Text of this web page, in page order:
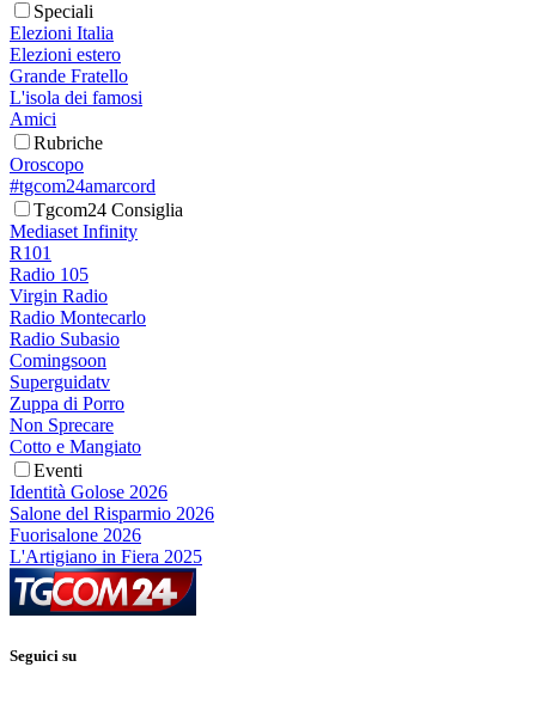
Speciali
Elezioni Italia
Elezioni estero
Grande Fratello
L'isola dei famosi
Amici
Rubriche
Oroscopo
#tgcom24amarcord
Tgcom24 Consiglia
Mediaset Infinity
R101
Radio 105
Virgin Radio
Radio Montecarlo
Radio Subasio
Comingsoon
Superguidatv
Zuppa di Porro
Non Sprecare
Cotto e Mangiato
Eventi
Identità Golose 2026
Salone del Risparmio 2026
Fuorisalone 2026
L'Artigiano in Fiera 2025
Seguici su